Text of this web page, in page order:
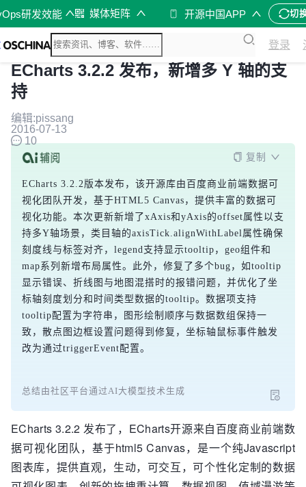
研发效能 媒体矩阵 开源中国APP 切
登录
ECharts 3.2.2 发布，新增多 Y 轴的支
持
编辑:pissang
2016-07-13
10
复制
ECharts 3.2.2版本发布，该开源库由百度商业前端数据可
视化团队开发，基于HTML5 Canvas，提供丰富的数据可
视化功能。本次更新新增了xAxis和yAxis的offset属性以支
持多Y轴场景，类目轴的axisTick.alignWithLabel属性确保
刻度线与标签对齐，legend支持显示tooltip，geo组件和
map系列新增布局属性。此外，修复了多个bug，如tooltip
显示错误、折线图与地图混搭时的报错问题，并优化了坐
标轴刻度划分和时间类型数据的tooltip。数据项支持
tooltip配置为字符串，图形绘制顺序与数据数组保持一
致，散点图边框设置问题得到修复，坐标轴鼠标事件触发
改为通过triggerEvent配置。
总结由社区平台通过AI大模型技术生成
ECharts 3.2.2 发布了，ECharts开源来自百度商业前端数
据可视化团队，基于html5 Canvas，是一个纯Javascript
图表库，提供直观，生动，可交互，可个性化定制的数据